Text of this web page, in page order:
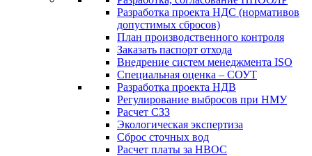
Разработка проекта НДС (нормативов
допустимых сбросов)
План производственного контроля
Заказать паспорт отхода
Внедрение систем менеджмента ISO
Специальная оценка – СОУТ
Разработка проекта НДВ
Регулирование выбросов при НМУ
Расчет СЗЗ
Экологическая экспертиза
Сброс сточных вод
Расчет платы за НВОС